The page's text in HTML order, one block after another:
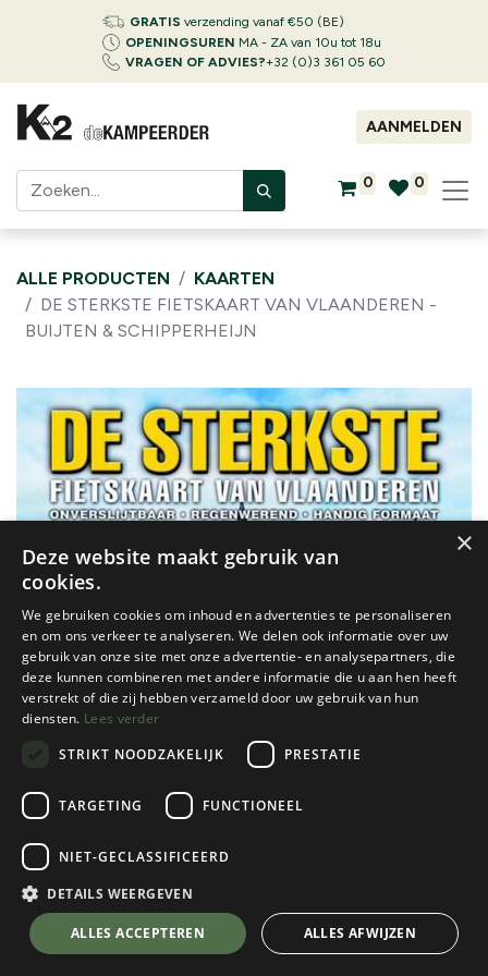
GRATIS verzending vanaf €50 (BE)
OPENINGSUREN MA - ZA van 10u tot 18u
VRAGEN OF ADVIES?+32 (0)3 361 05 60
AANMELDEN
0 0
ALLE PRODUCTEN
KAARTEN
DE STERKSTE FIETSKAART VAN VLAANDEREN -
BUIJTEN & SCHIPPERHEIJN
Buijten en Schipperheijn
De sterkste fietskaart van Vlaanderen -
Buijten & Schipperheijn
💬 Stel je vraag over dit product via WhatsApp
×
Deze website maakt gebruik van
cookies.
We gebruiken cookies om inhoud en advertenties te personaliseren
en om ons verkeer te analyseren. We delen ook informatie over uw
gebruik van onze site met onze advertentie- en analysepartners, die
deze kunnen combineren met andere informatie die u aan hen heeft
verstrekt of die zij hebben verzameld door uw gebruik van hun
diensten. Lees verder
STRIKT NOODZAKELIJK
PRESTATIE
TARGETING FUNCTIONEEL
NIET-GECLASSIFICEERD
DETAILS WEERGEVEN
ALLES ACCEPTEREN ALLES AFWIJZEN